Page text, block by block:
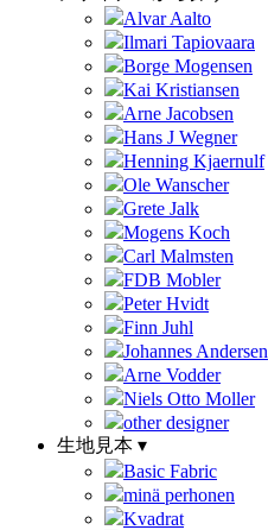
Alvar Aalto
Ilmari Tapiovaara
Borge Mogensen
Kai Kristiansen
Arne Jacobsen
Hans J Wegner
Henning Kjaernulf
Ole Wanscher
Grete Jalk
Mogens Koch
Carl Malmsten
FDB Mobler
Peter Hvidt
Finn Juhl
Johannes Andersen
Arne Vodder
Niels Otto Moller
other designer
生地見本 ▾
Basic Fabric
minä perhonen
Kvadrat